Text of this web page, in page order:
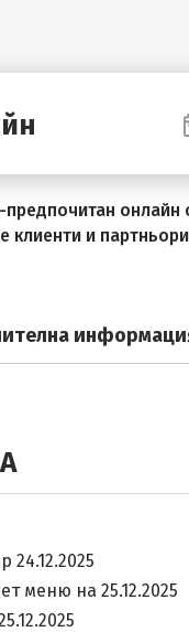
онлайн
клиенти и партньори
меню на 25.12.2025